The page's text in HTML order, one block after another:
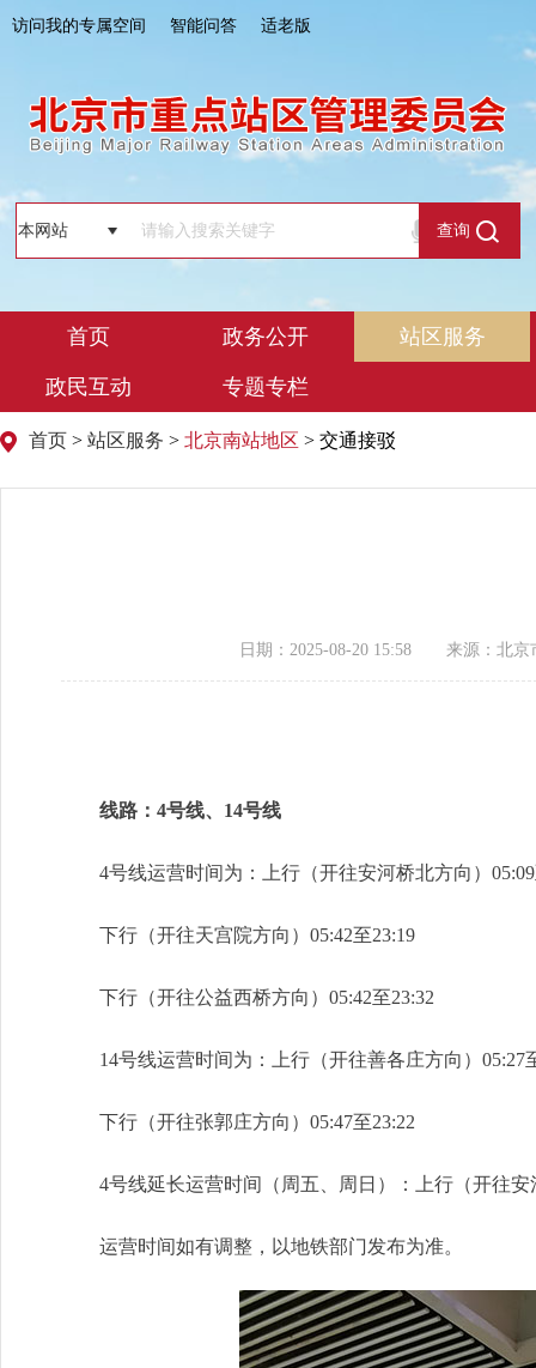
访问我的专属空间 智能问答 适老版
查询
首页 政务公开 站区服务
政民互动 专题专栏
首页 > 站区服务 > 北京南站地区 > 交通接驳
日期：2025-08-20 15:58 来源：北京
线路：4号线、14号线
4号线运营时间为：上行（开往安河桥北方向）05:09
下行（开往天宫院方向）05:42至23:19
下行（开往公益西桥方向）05:42至23:32
14号线运营时间为：上行（开往善各庄方向）05:27
下行（开往张郭庄方向）05:47至23:22
4号线延长运营时间（周五、周日）：上行（开往安
运营时间如有调整，以地铁部门发布为准。